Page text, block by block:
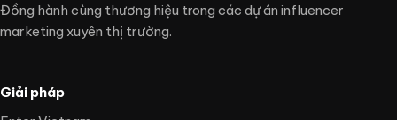
Đồng hành cùng thương hiệu trong các dự án influencer
marketing xuyên thị trường.
Giải pháp